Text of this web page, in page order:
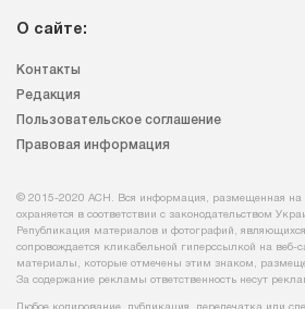
О сайте:
Контакты
Редакция
Пользовательское соглашение
Правовая информация
© 2015-2020 АСН. Вся информация, размещенная на
охраняется в соответствии с законодательством
Републикация материалов и фотографий,
сопровождается кликабельной гиперссылкой на веб-
материалы, которые отмечены этим знаком,
За содержание рекламы ответственность несут